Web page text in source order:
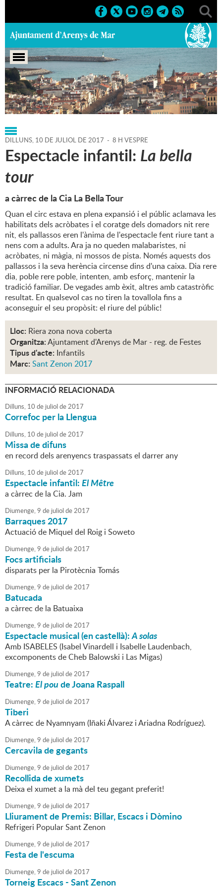
Portada > Regidories > Cultura > Agenda > 10-07-2017
DILLUNS, 10 DE JULIOL DE 2017 - 8 H VESPRE
Espectacle infantil: La bella
tour
a càrrec de la Cia La Bella Tour
Quan el circ estava en plena expansió i el públic aclamava les
habilitats dels acròbates i el coratge dels domadors nit rere
nit, els pallassos eren l'ànima de l'espectacle fent riure tant a
nens com a adults. Ara ja no queden malabaristes, ni
acròbates, ni màgia, ni mossos de pista. Només aquests dos
pallassos i la seva herència circense dins d'una caixa. Dia rere
dia, poble rere poble, intenten, amb esforç, mantenir la
tradició familiar. De vegades amb èxit, altres amb catastròfic
resultat. En qualsevol cas no tiren la tovallola fins a
aconseguir el seu propòsit: el riure del públic!
Lloc: Riera zona nova coberta
Organitza:Ajuntament d'Arenys de Mar - reg. de Festes
Tipus d'acte: Infantils
Marc: Sant Zenon 2017
INFORMACIÓ RELACIONADA
Dilluns, 10 de juliol de2017
Correfoc per la Llengua
Dilluns, 10 de juliol de2017
Missa de difuns
en record dels arenyencs traspassats el darrer any
Dilluns, 10 de juliol de2017
Espectacle infantil:El Mêtre
a càrrec de la Cia. Jam
Diumenge,9 de juliol de2017
Barraques 2017
Actuació de Miquel del Roig i Soweto
Diumenge,9 de juliol de2017
Focs artificials
disparats per la Pirotècnia Tomás
Diumenge,9 de juliol de2017
Batucada
a càrrec de la Batuaixa
Diumenge,9 de juliol de2017
Espectacle musical (en castellà):A solas
Amb ISABELES (Isabel Vinardell i Isabelle Laudenbach,
excomponents de Cheb Balowski i Las Migas)
Diumenge,9 de juliol de2017
Teatre:El poude Joana Raspall
Diumenge,9 de juliol de2017
Tiberi
A càrrec de Nyamnyam (Iñaki Álvarez i Ariadna Rodríguez).
Diumenge,9 de juliol de2017
Cercavila de gegants
Diumenge,9 de juliol de2017
Recollida de xumets
Deixa el xumet a la mà del teu gegant preferit!
Diumenge,9 de juliol de2017
Lliurament de Premis: Billar, Escacs i Dòmino
Refrigeri Popular Sant Zenon
Diumenge,9 de juliol de2017
Festa de l'escuma
Diumenge,9 de juliol de2017
Torneig Escacs - Sant Zenon